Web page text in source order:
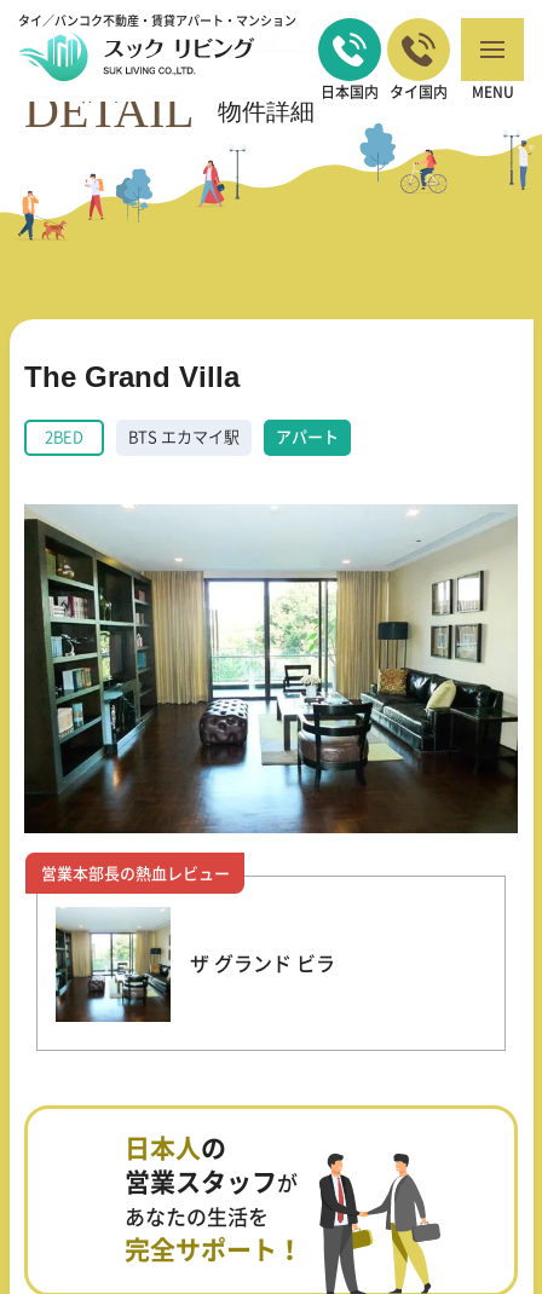
タイ／バンコク不動産・賃貸アパート・マンション
日本国内 タイ国内 MENU
バンコクの不動産・賃貸 TOP>2BED>The Grand Villa
DETAIL 物件詳細
The Grand Villa
2BED BTS エカマイ駅 アパート
営業本部長の熱血レビュー
ザ グランド ビラ
日本人の
営業スタッフが
あなたの生活を
完全サポート！